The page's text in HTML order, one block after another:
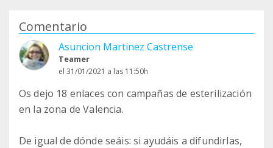
Comentario
Asuncion Martinez Castrense
Teamer
el 31/01/2021 a las 11:50h
Os dejo 18 enlaces con campañas de esterilización
en la zona de Valencia.
De igual de dónde seáis: si ayudáis a difundirlas,